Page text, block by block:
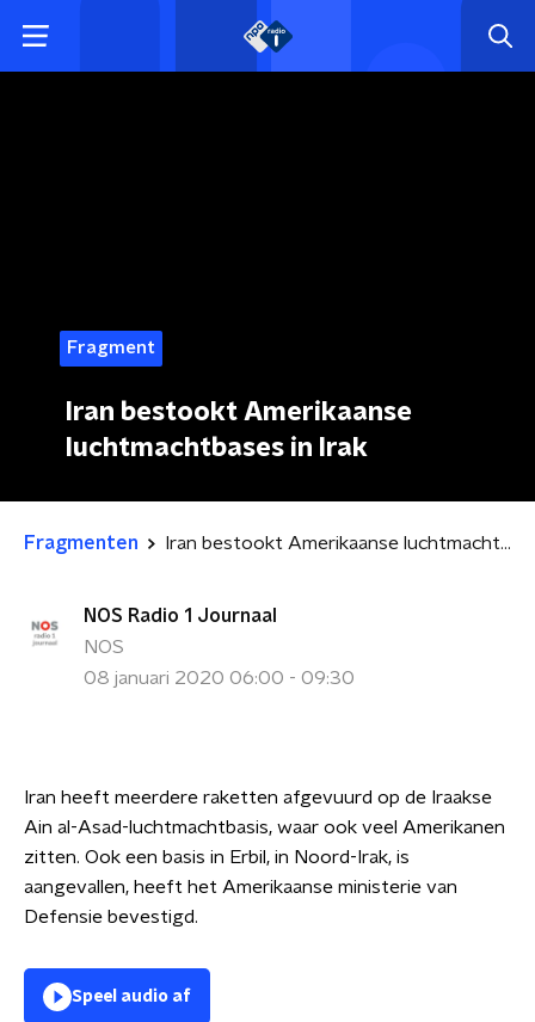
Fragment
Iran bestookt Amerikaanse
luchtmachtbases in Irak
Fragmenten Iran bestookt Amerikaanse luchtmachtbases in Irak
NOS Radio 1 Journaal
NOS
08 januari 2020 06:00 - 09:30
Iran heeft meerdere raketten afgevuurd op de Iraakse
Ain al-Asad-luchtmachtbasis, waar ook veel Amerikanen
zitten. Ook een basis in Erbil, in Noord-Irak, is
aangevallen, heeft het Amerikaanse ministerie van
Defensie bevestigd.
Speel audio af